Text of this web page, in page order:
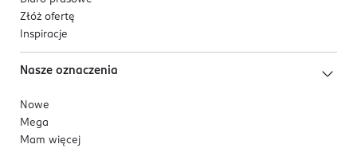
Złóż ofertę
Inspiracje
Nasze oznaczenia
Nowe
Mega
Mam więcej